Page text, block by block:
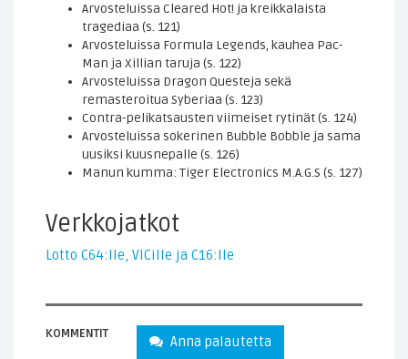
Arvosteluissa Cleared Hot! ja kreikkalaista
tragediaa (s. 121)
Arvosteluissa Formula Legends, kauhea Pac-
Man ja Xillian taruja (s. 122)
Arvosteluissa Dragon Questeja sekä
remasteroitua Syberiaa (s. 123)
Contra-pelikatsausten viimeiset rytinät (s. 124)
Arvosteluissa sokerinen Bubble Bobble ja sama
uusiksi kuusnepalle (s. 126)
Manun kumma: Tiger Electronics M.A.G.S (s. 127)
Verkkojatkot
Lotto C64:lle, VICille ja C16:lle
KOMMENTIT Anna palautetta